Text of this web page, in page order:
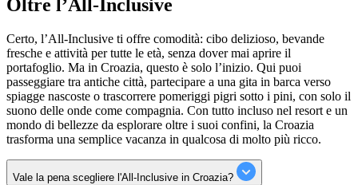
Oltre l’All-Inclusive
Certo, l’All-Inclusive ti offre comodità: cibo delizioso, bevande
fresche e attività per tutte le età, senza dover mai aprire il
portafoglio. Ma in Croazia, questo è solo l’inizio. Qui puoi
passeggiare tra antiche città, partecipare a una gita in barca verso
spiagge nascoste o trascorrere pomeriggi pigri sotto i pini, con solo il
suono delle onde come compagnia. Con tutto incluso nel resort e un
mondo di bellezze da esplorare oltre i suoi confini, la Croazia
trasforma una semplice vacanza in qualcosa di molto più ricco.
Vale la pena scegliere l'All-Inclusive in Croazia?